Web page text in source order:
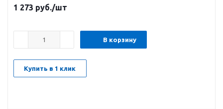
1 273 руб./шт
В корзину
Купить в 1 клик